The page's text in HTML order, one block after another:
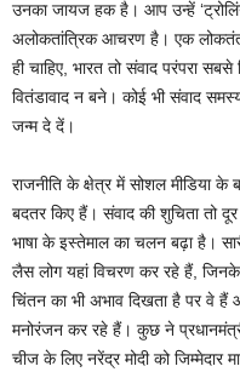
उनका जायज हक है। आप उन्हें
अलोकतांत्रिक आचरण है। एक
ही चाहिए, भारत तो संवाद परंपरा
वितंडावाद न बने। कोई भी संवाद
जन्म दे दें।
राजनीति के क्षेत्र में सोशल मीडिया
बदतर किए हैं। संवाद की शुचिता तो
भाषा के इस्तेमाल का चलन बढ़ा है।
लैस लोग यहां विचरण कर रहे हैं, जिनके
चिंतन का भी अभाव दिखता है पर वे हैं
मनोरंजन कर रहे हैं। कुछ ने
चीज के लिए नरेंद्र मोदी को जिम्मेदार